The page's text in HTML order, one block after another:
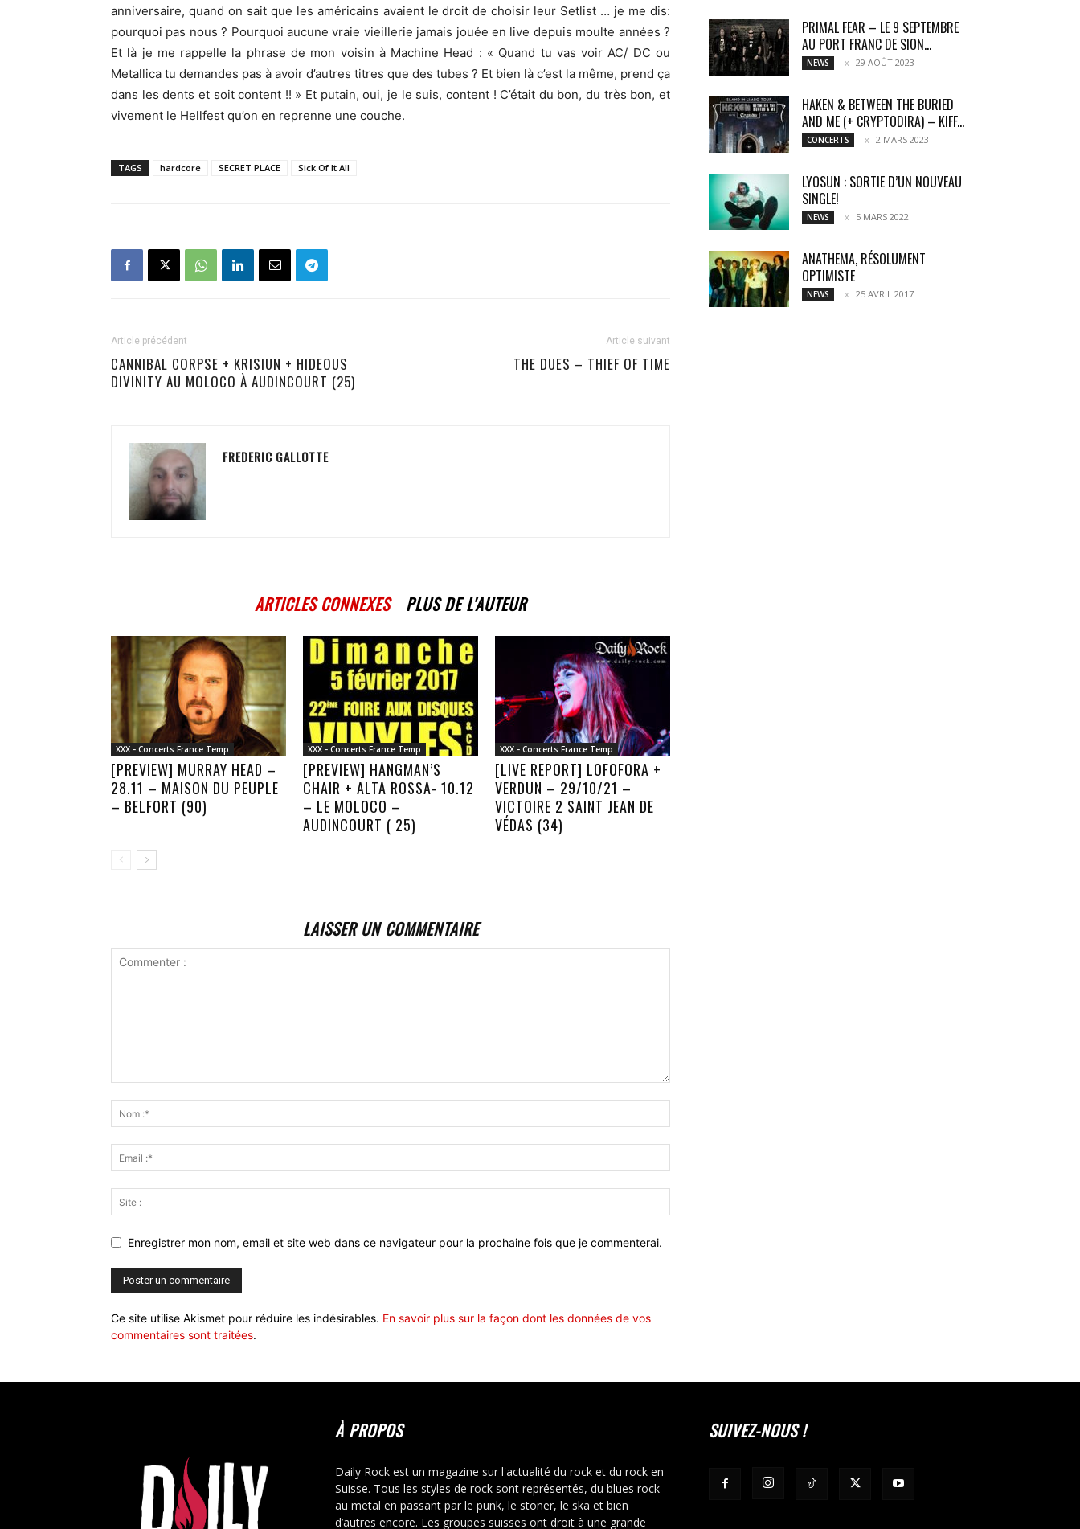
anniversaire, quand on sait que les américains avaient le droit de choisir leur Setlist … je me dis:
pourquoi pas nous ? Pourquoi aucune vraie vieillerie jamais jouée en live depuis moulte années ?
Et là je me rappelle la phrase de mon voisin à Machine Head : « Quand tu vas voir AC/ DC ou
Metallica tu demandes pas à avoir d’autres titres que des tubes ? Et bien là c’est la même, prend ça
dans les dents et soit content !! » Et putain, oui, je le suis, content ! C’était du bon, du très bon, et
vivement le Hellfest qu’on en reprenne une couche.
TAGS hardcore SECRET PLACE Sick Of It All
Article précédent
CANNIBAL CORPSE + KRISIUN + HIDEOUS
DIVINITY AU MOLOCO À AUDINCOURT (25)
Article suivant
THE DUES – THIEF OF TIME
FREDERIC GALLOTTE
ARTICLES CONNEXES PLUS DE L'AUTEUR
XXX - Concerts France Temp
[PREVIEW] MURRAY HEAD –
28.11 – MAISON DU PEUPLE
– BELFORT (90)
XXX - Concerts France Temp
[PREVIEW] HANGMAN’S
CHAIR + ALTA ROSSA- 10.12
– LE MOLOCO –
AUDINCOURT ( 25)
XXX - Concerts France Temp
[LIVE REPORT] LOFOFORA +
VERDUN – 29/10/21 –
VICTOIRE 2 SAINT JEAN DE
VÉDAS (34)
LAISSER UN COMMENTAIRE
Enregistrer mon nom, email et site web dans ce navigateur pour la prochaine fois que je commenterai.
Ce site utilise Akismet pour réduire les indésirables. En savoir plus sur la façon dont les données de vos
commentaires sont traitées.
PRIMAL FEAR – LE 9 SEPTEMBRE
AU PORT FRANC DE SION...
NEWS 29 AOÛT 2023
HAKEN & BETWEEN THE BURIED
AND ME (+ CRYPTODIRA) – KIFF...
CONCERTS 2 MARS 2023
LYOSUN : SORTIE D’UN NOUVEAU
SINGLE!
NEWS 5 MARS 2022
ANATHEMA, RÉSOLUMENT
OPTIMISTE
NEWS 25 AVRIL 2017
À PROPOS
Daily Rock est un magazine sur l'actualité du rock et du rock en
Suisse. Tous les styles de rock sont représentés, du blues rock
au metal en passant par le punk, le stoner, le ska et bien
d’autres encore. Les groupes suisses ont droit à une grande
SUIVEZ-NOUS !